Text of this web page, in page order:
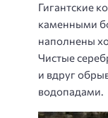
Гигантские
каменными
наполнены
Чистые
и вдруг
водопадами.